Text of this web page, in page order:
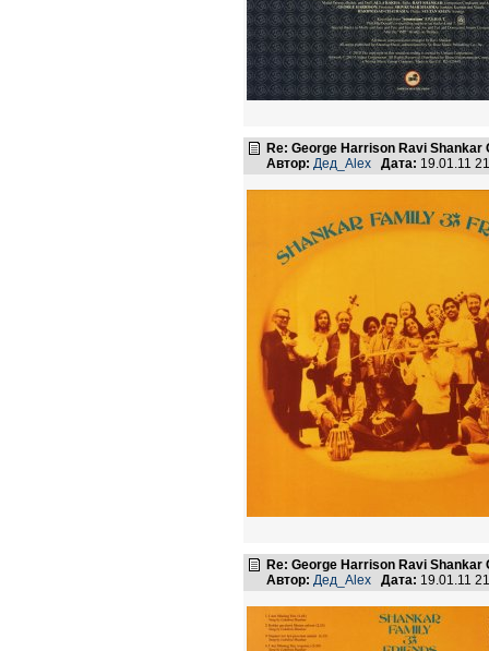
Re: George Harrison Ravi
Автор: Дед_Alex Дата: 19.01.11
Re: George Harrison Ravi
Автор: Дед_Alex Дата: 19.01.11